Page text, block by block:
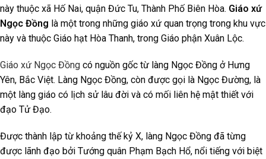
này thuộc xã Hố Nai, quận Đức Tu, Thành Phố Biên Hòa. Giáo xứ
Ngọc Đồng là một trong những giáo xứ quan trọng trong khu vực
này và thuộc Giáo hạt Hòa Thanh, trong Giáo phận Xuân Lộc.
Giáo xứ Ngọc Đồng có nguồn gốc từ làng Ngọc Đồng ở Hưng
Yên, Bắc Việt. Làng Ngọc Đồng, còn được gọi là Ngọc Đường, là
một làng giáo có lịch sử lâu đời và có mối liên hệ mật thiết với
đạo Tử Đạo.
Được thành lập từ khoảng thế kỷ X, làng Ngọc Đồng đã từng
được lãnh đạo bởi Tướng quân Phạm Bạch Hổ, nổi tiếng với biệt